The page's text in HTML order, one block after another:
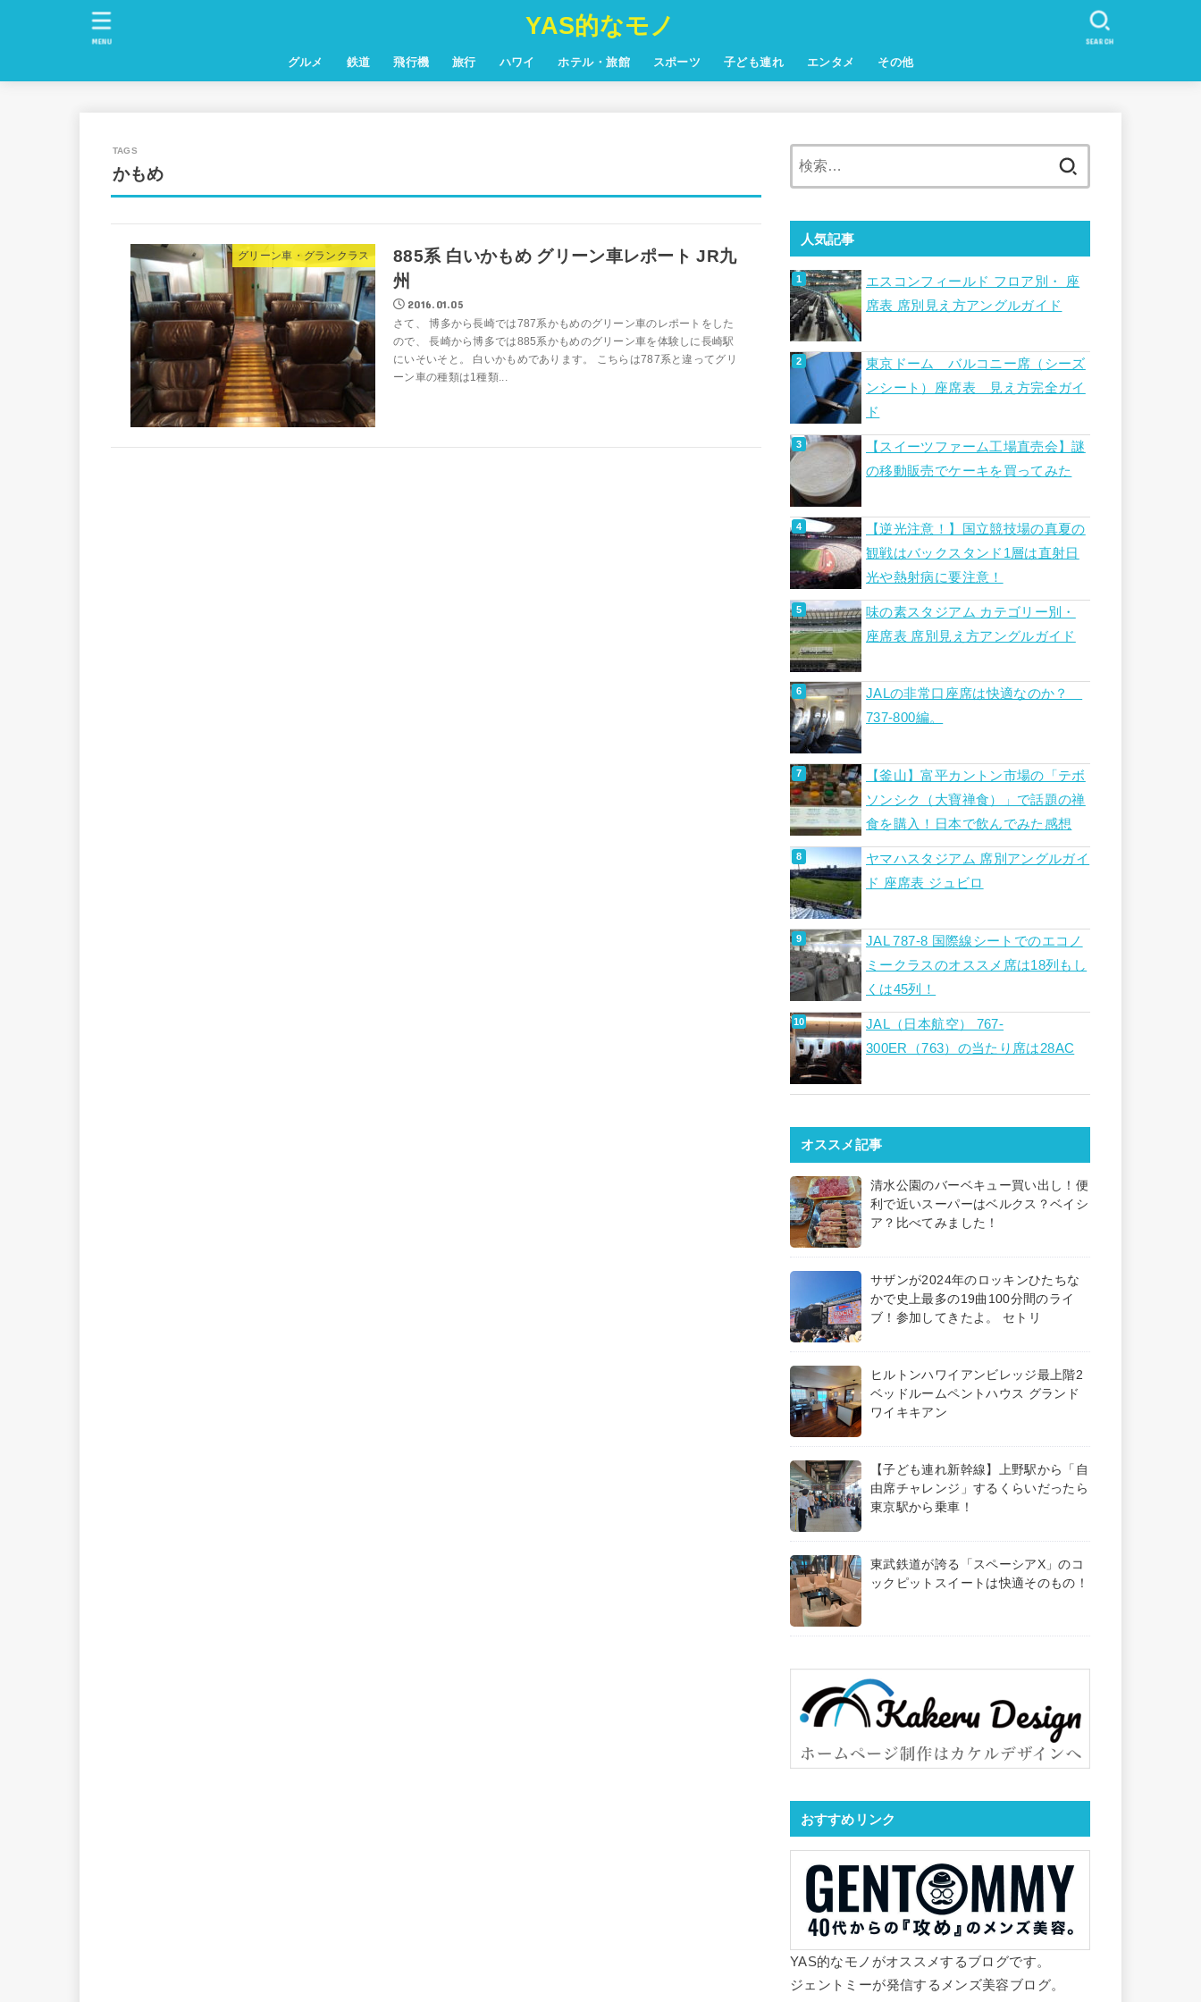
YAS的なモノ
グルメ 鉄道 飛行機 旅行 ハワイ ホテル・旅館 スポーツ 子ども連れ エンタメ その他
SEARCH
MENU
かもめ
グリーン車・グランクラス
885系 白いかもめ グリーン車レポート JR九
州
2016.01.05
さて、 博多から長崎では787系かもめのグリーン車のレポートをした
ので、 長崎から博多では885系かもめのグリーン車を体験しに長崎駅
にいそいそと。 白いかもめであります。 こちらは787系と違ってグリ
ーン車の種類は1種類...
人気記事
エスコンフィールド フロア別・ 座
席表 席別見え方アングルガイド
東京ドーム バルコニー席（シーズ
ンシート）座席表 見え方完全ガイ
ド
【スイーツファーム工場直売会】謎
の移動販売でケーキを買ってみた
【逆光注意！】国立競技場の真夏の
観戦はバックスタンド1層は直射日
光や熱射病に要注意！
味の素スタジアム カテゴリー別・
座席表 席別見え方アングルガイド
JALの非常口座席は快適なのか？
737-800編。
【釜山】富平カントン市場の「テボ
ソンシク（大寶禅食）」で話題の禅
食を購入！日本で飲んでみた感想
ヤマハスタジアム 席別アングルガイ
ド 座席表 ジュビロ
JAL 787-8 国際線シートでのエコノ
ミークラスのオススメ席は18列もし
くは45列！
JAL（日本航空） 767-
300ER（763）の当たり席は28AC
オススメ記事
清水公園のバーベキュー買い出し！便
利で近いスーパーはベルクス？ベイシ
ア？比べてみました！
サザンが2024年のロッキンひたちな
かで史上最多の19曲100分間のライ
ブ！参加してきたよ。 セトリ
ヒルトンハワイアンビレッジ最上階2
ベッドルームペントハウス グランド
ワイキキアン
【子ども連れ新幹線】上野駅から「自
由席チャレンジ」するくらいだったら
東京駅から乗車！
東武鉄道が誇る「スペーシアX」のコ
ックピットスイートは快適そのもの！
おすすめリンク
YAS的なモノがオススメするブログです。
ジェントミーが発信するメンズ美容ブログ。